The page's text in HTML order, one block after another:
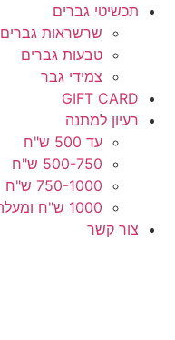
תכשיטי גברים
שרשראות גברים
טבעות גברים
צמידי גבר
GIFT CARD
רעיון למתנה
עד 500 ש"ח
500-750 ש"ח
750-1000 ש"ח
1000 ש"ח ומעלה
צור קשר